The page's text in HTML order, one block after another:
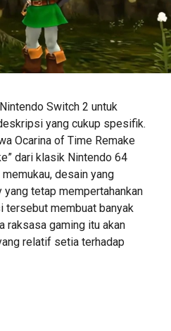
Switch 2 untuk
yang cukup spesifik.
Ocarina of Time Remake
dari klasik Nintendo 64
desain yang
tetap mempertahankan
membuat banyak
raksasa gaming itu akan
relatif setia terhadap